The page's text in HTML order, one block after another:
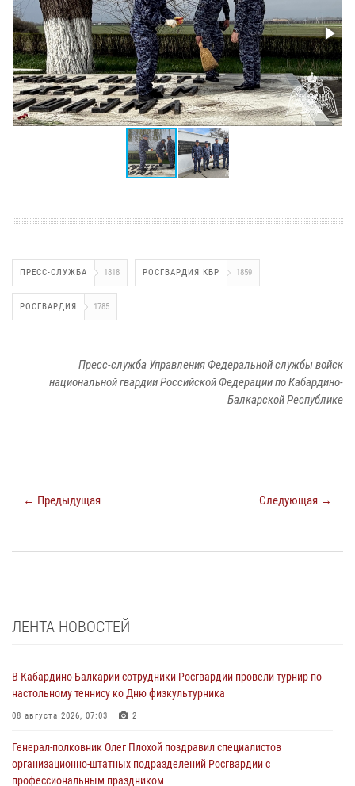
ПРЕСС-СЛУЖБА 1818 РОСГВАРДИЯ КБР 1859
РОСГВАРДИЯ 1785
Пресс-служба Управления Федеральной службы войск
национальной гвардии Российской Федерации по Кабардино-
Балкарской Республике
← Предыдущая Следующая →
ЛЕНТА НОВОСТЕЙ
В Кабардино-Балкарии сотрудники Росгвардии провели турнир по
настольному теннису ко Дню физкультурника
08 августа 2026, 07:03 2
Генерал-полковник Олег Плохой поздравил специалистов
организационно-штатных подразделений Росгвардии с
профессиональным праздником